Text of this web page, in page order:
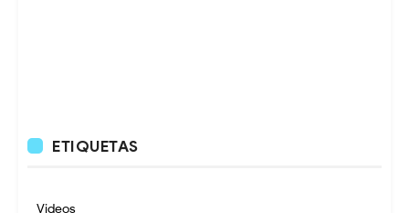
ETIQUETAS
Videos